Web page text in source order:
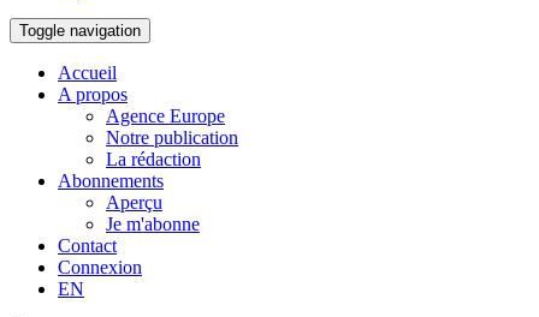
Toggle navigation
Accueil
A propos
Agence Europe
Notre publication
La rédaction
Abonnements
Aperçu
Je m'abonne
Contact
Connexion
EN